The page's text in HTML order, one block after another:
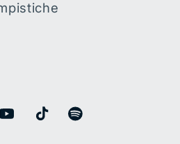
YouTubeTikTokSpotify